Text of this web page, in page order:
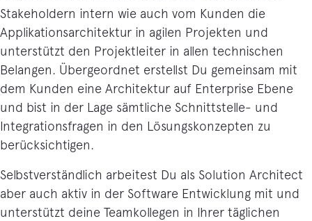
Stakeholdern intern wie auch vom Kunden die
Applikationsarchitektur in agilen Projekten und
unterstützt den Projektleiter in allen technischen
Belangen. Übergeordnet erstellst Du gemeinsam mit
dem Kunden eine Architektur auf Enterprise Ebene
und bist in der Lage sämtliche Schnittstelle- und
Integrationsfragen in den Lösungskonzepten zu
berücksichtigen.
Selbstverständlich arbeitest Du als Solution Architect
aber auch aktiv in der Software Entwicklung mit und
unterstützt deine Teamkollegen in Ihrer täglichen